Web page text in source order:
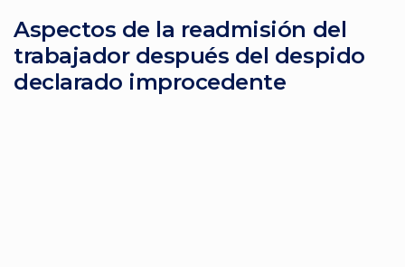
Aspectos de la readmisión del
trabajador después del despido
declarado improcedente